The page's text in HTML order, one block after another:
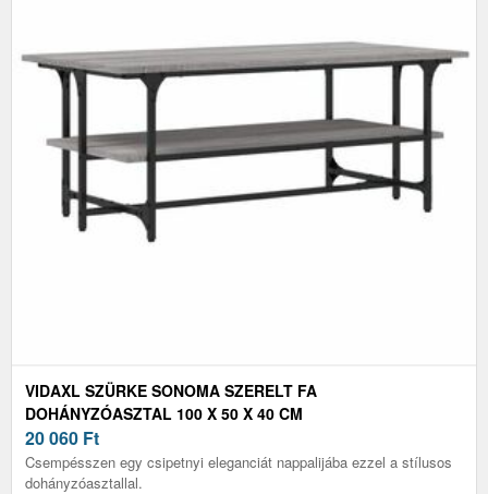
VIDAXL SZÜRKE SONOMA SZERELT FA
DOHÁNYZÓASZTAL 100 X 50 X 40 CM
20 060 Ft
Csempésszen egy csipetnyi eleganciát nappalijába ezzel a stílusos
dohányzóasztallal.